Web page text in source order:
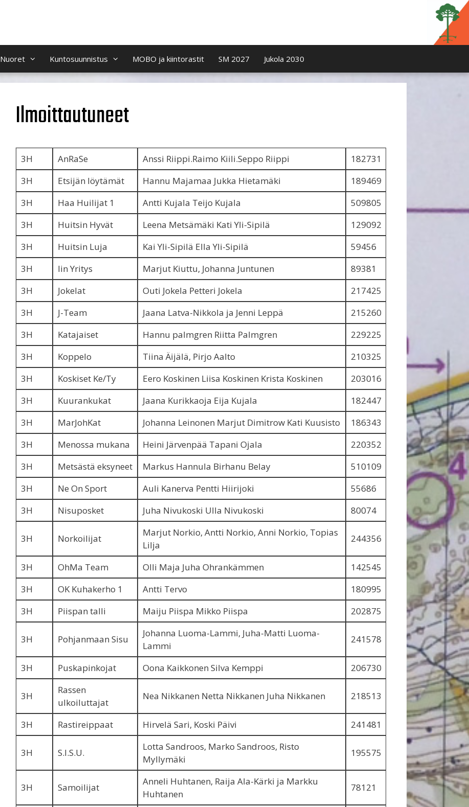
Nuoret Kuntosuunnistus MOBO ja kiintorastit SM 2027 Jukola 2030
Ilmoittautuneet
3H AnRaSe Anssi Riippi.Raimo Kiili.Seppo Riippi
182731
3H
Etsijän löytämät Hannu Majamaa Jukka Hietamäki
189469
3H
Haa Huilijat 1 Antti Kujala Teijo Kujala
509805
3H
Huitsin Hyvät Leena Metsämäki Kati Yli-Sipilä
129092
3H
Huitsin Luja Kai Yli-Sipilä Ella Yli-Sipilä
59456
3H
Iin Yritys Marjut Kiuttu, Johanna Juntunen
89381
3H
Jokelat Outi Jokela Petteri Jokela
217425
3H
J-Team Jaana Latva-Nikkola ja Jenni Leppä
215260
3H
Katajaiset Hannu palmgren Riitta Palmgren
229225
3H
Koppelo Tiina Äijälä, Pirjo Aalto
210325
3H
Koskiset Ke/Ty Eero Koskinen Liisa Koskinen Krista Koskinen
203016
3H
Kuurankukat Jaana Kurikkaoja Eija Kujala
182447
3H
MarJohKat Johanna Leinonen Marjut Dimitrow Kati Kuusisto
186343
3H
Menossa mukana Heini Järvenpää Tapani Ojala
220352
3H
Metsästä eksyneet Markus Hannula Birhanu Belay
510109
3H
Ne On Sport Auli Kanerva Pentti Hiirijoki
55686
3H
Nisuposket Juha Nivukoski Ulla Nivukoski 80074
3H Norkoilijat
Marjut Norkio, Antti Norkio, Anni Norkio, Topias
Lilja
244356
3H OhMa Team Olli Maja Juha Ohrankämmen
142545
3H
OK Kuhakerho 1 Antti Tervo
180995
3H
Piispan talli Maiju Piispa Mikko Piispa 202875
3H Pohjanmaan Sisu
Johanna Luoma-Lammi, Juha-Matti Luoma-
Lammi
241578
3H Puskapinkojat Oona Kaikkonen Silva Kemppi 206730
3H
Rassen
ulkoiluttajat
Nea Nikkanen Netta Nikkanen Juha Nikkanen 218513
3H Rastireippaat Hirvelä Sari, Koski Päivi 241481
3H S.I.S.U.
Lotta Sandroos, Marko Sandroos, Risto
Myllymäki
195575
3H Samoilijat
Anneli Huhtanen, Raija Ala-Kärki ja Markku
Huhtanen
78121